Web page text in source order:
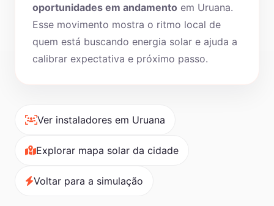
oportunidades em andamento em Uruana.
Esse movimento mostra o ritmo local de
quem está buscando energia solar e ajuda a
calibrar expectativa e próximo passo.
Ver instaladores em Uruana
Explorar mapa solar da cidade
Voltar para a simulação